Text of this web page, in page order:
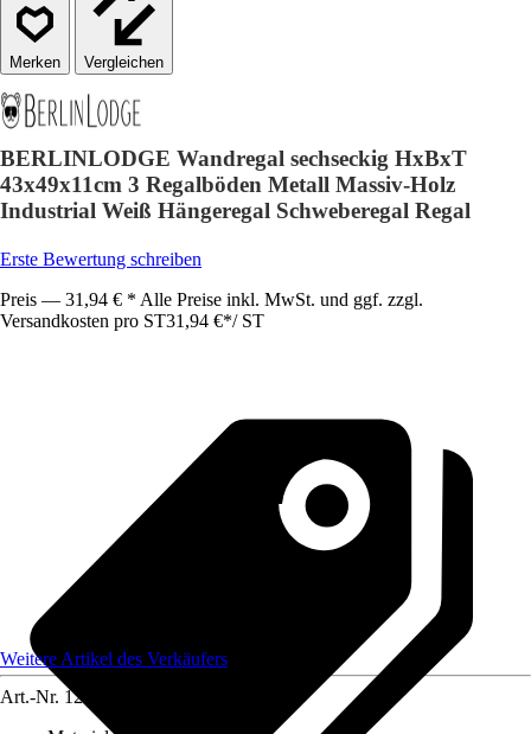
Vergleichen
BERLINLODGE Wandregal sechseckig HxBxT
43x49x11cm 3 Regalböden Metall Massiv-Holz
Industrial Weiß Hängeregal Schweberegal Regal
Erste Bewertung schreiben
Preis — 31,94 € * Alle Preise inkl. MwSt. und ggf. zzgl.
Versandkosten pro ST31,94 €*/ ST
Weitere Artikel des Verkäufers
Art.-Nr. 12584482